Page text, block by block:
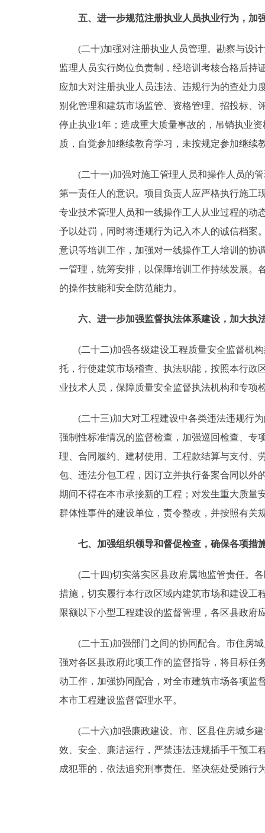
五、进一步规范注册执业人员执业行为，加
(二十)加强对注册执业人员管理。勘察与设计
监理人员实行岗位负责制，经培训考核合格后持
应加大对注册执业人员违法、违规行为的查处力
别化管理和建筑市场监管、资格管理、招投标、
停止执业1年；造成重大质量事故的，吊销执业
质，自觉参加继续教育学习，未按规定参加继续
(二十一)加强对施工管理人员和操作人员的管
第一责任人的意识。项目负责人应严格执行施工
专业技术管理人员和一线操作工人从业过程的动
予以处罚，同时将违规行为记入本人的诚信档案
意识等培训工作，加强对一线操作工人培训的协
一管理，统筹安排，以保障培训工作持续发展。
的操作技能和安全防范能力。
六、进一步加强监督执法体系建设，加大
(二十二)加强各级建设工程质量安全监督机构
托，行使建筑市场稽查、执法职能，按照本行政
业技术人员，保障质量安全监督执法机构和专项
(二十三)加大对工程建设中各类违法违规行为
强制性标准情况的监督检查，加强巡回检查、专
理、合同履约、建材使用、工程款结算与支付、
包、违法分包工程，因订立并执行备案合同以外
期间不得在本市承接新的工程；对发生重大质量
群体性事件的建设单位，责令整改，并按照有关
七、加强组织领导和督促检查，确保各项措
(二十四)切实落实区县政府属地监管责任。各
措施，切实履行本行政区域内建筑市场和建设工
限额以下小型工程建设的监督管理，各区县政
(二十五)加强部门之间的协同配合。市住房城
强对各区县政府此项工作的监督指导，将目标任
动工作，加强协同配合，对全市建筑市场各项监
本市工程建设监督管理水平。
(二十六)加强廉政建设。市、区县住房城乡建
效、安全、廉洁运行，严禁违法违规插手干预工
成犯罪的，依法追究刑事责任。坚决惩处受贿行